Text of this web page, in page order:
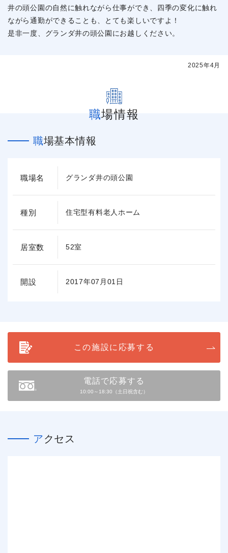
井の頭公園の自然に触れながら仕事ができ、四季の変化に触れ
ながら通勤ができることも、とても楽しいですよ！
是非一度、グランダ井の頭公園にお越しください。
2025年4月
職場情報
職場基本情報
職場名 グランダ井の頭公園
種別 住宅型有料老人ホーム
居室数 52室
開設 2017年07月01日
この施設に応募する
電話で応募する
10:00～18:30（土日祝含む）
アクセス